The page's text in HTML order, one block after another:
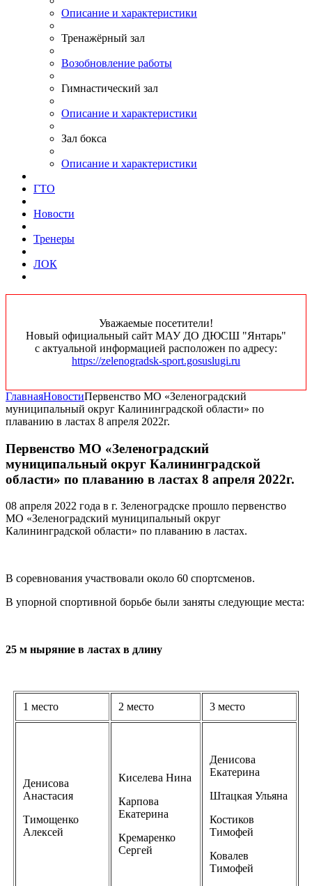
Описание и характеристики
Тренажёрный зал
Возобновление работы
Гимнастический зал
Описание и характеристики
Зал бокса
Описание и характеристики
ГТО
Новости
Тренеры
ЛОК
Уважаемые посетители!
Новый официальный сайт МАУ ДО ДЮСШ "Янтарь"
с актуальной информацией расположен по адресу:
https://zelenogradsk-sport.gosuslugi.ru
ГлавнаяНовостиПервенство МО «Зеленоградский
муниципальный округ Калининградской области» по
плаванию в ластах 8 апреля 2022г.
Первенство МО «Зеленоградский
муниципальный округ Калининградской
области» по плаванию в ластах 8 апреля 2022г.
08 апреля 2022 года в г. Зеленоградске прошло первенство
МО «Зеленоградский муниципальный округ
Калининградской области» по плаванию в ластах.
В соревнования участвовали около 60 спортсменов.
В упорной спортивной борьбе были заняты следующие места:
25 м ныряние в ластах в длину
1 место 2 место 3 место
Денисова
Анастасия
Тимощенко
Алексей
Киселева Нина
Карпова
Екатерина
Кремаренко
Сергей
Денисова
Екатерина
Штацкая Ульяна
Костиков
Тимофей
Ковалев
Тимофей